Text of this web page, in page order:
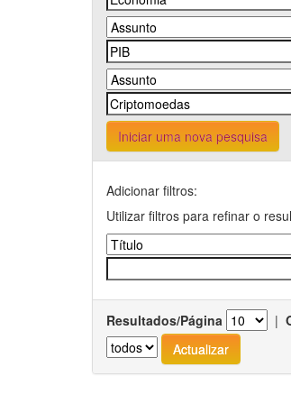
Iniciar uma nova pesquisa
Adicionar filtros:
Utilizar filtros para refinar o
Resultados/Página |